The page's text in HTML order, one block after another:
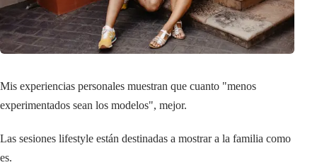
Mis experiencias personales muestran que cuanto "menos
experimentados sean los modelos", mejor.
Las sesiones lifestyle están destinadas a mostrar a la familia como
es.